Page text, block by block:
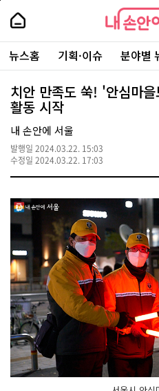
본
로
가
내
손
안
에
서
울
-
서
울
시
대
표
소
통
포
내
손
에
울
주
요
서
뉴스홈 기획·이슈 분야별
치안 만족도 쑥! '안심마
활동 시작
내 손안에 서울
발행일 2024.03.22. 15:03
수정일 2024.03.22. 17:03
페
상
단
로